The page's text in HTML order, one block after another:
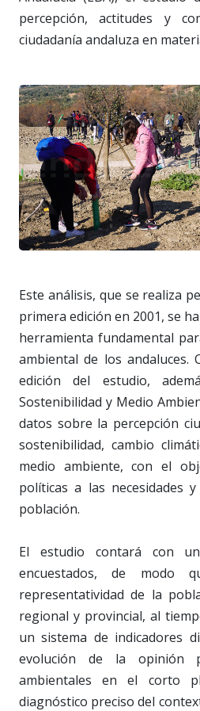
percepción, actitudes y
ciudadanía andaluza en
Este análisis, que se realiza
primera edición en 2001, se
herramienta fundamental
ambiental de los andaluces.
edición del estudio,
Sostenibilidad y Medio
datos sobre la percepción
sostenibilidad, cambio
medio ambiente, con el
políticas a las necesidades
población.
El estudio contará con
encuestados, de modo
representatividad de la
regional y provincial, al
un sistema de indicadores
evolución de la opinión
ambientales en el corto
diagnóstico preciso del